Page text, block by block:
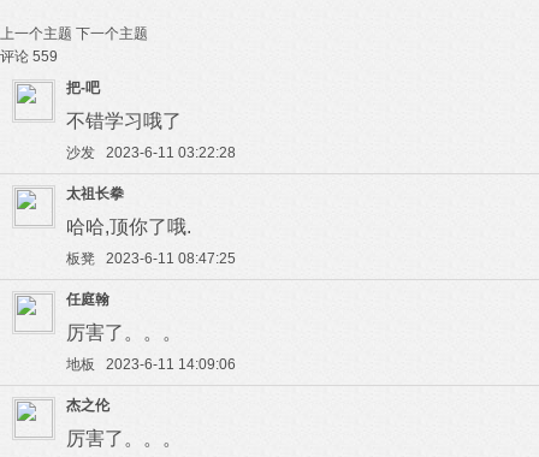
上一个主题 下一个主题
评论 559
把-吧
不错学习哦了
沙发 2023-6-11 03:22:28
太祖长拳
哈哈,顶你了哦.
板凳 2023-6-11 08:47:25
任庭翰
厉害了。。。
地板 2023-6-11 14:09:06
杰之伦
厉害了。。。